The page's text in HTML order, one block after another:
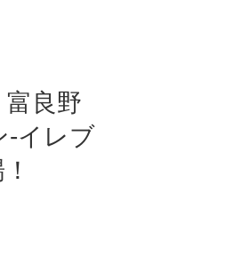
良野
‐イレブ